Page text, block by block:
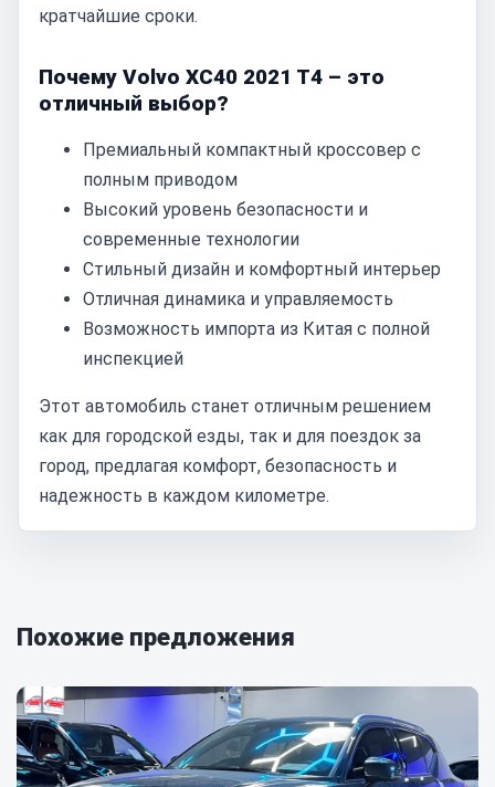
кратчайшие сроки.
Почему Volvo XC40 2021 T4 – это
отличный выбор?
Премиальный компактный кроссовер с
полным приводом
Высокий уровень безопасности и
современные технологии
Стильный дизайн и комфортный интерьер
Отличная динамика и управляемость
Возможность импорта из Китая с полной
инспекцией
Этот автомобиль станет отличным решением
как для городской езды, так и для поездок за
город, предлагая комфорт, безопасность и
надежность в каждом километре.
Похожие предложения